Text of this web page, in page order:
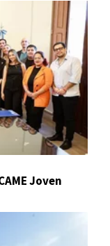
Joven